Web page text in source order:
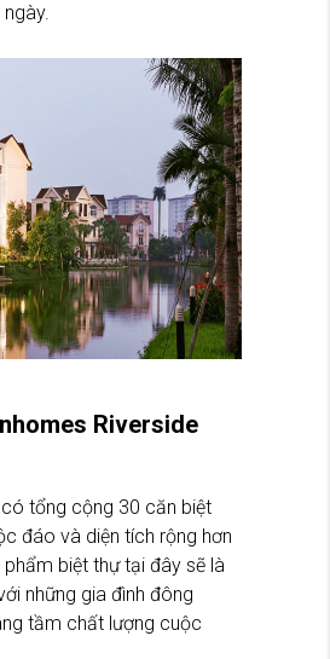
Riverside
tổng cộng 30 căn biệt
đáo và diện tích rộng hơn
biệt thự tại đây sẽ là
những gia đình đông
tầm chất lượng cuộc